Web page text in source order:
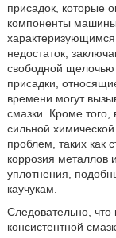
присадок, которые
компоненты
недостаток,
свободной щелочью
присадки,
времени могут
смазки. Кроме того,
сильной
проблем, таких как
коррозия
уплотнения,
каучукам.
Следовательно,
консистентной